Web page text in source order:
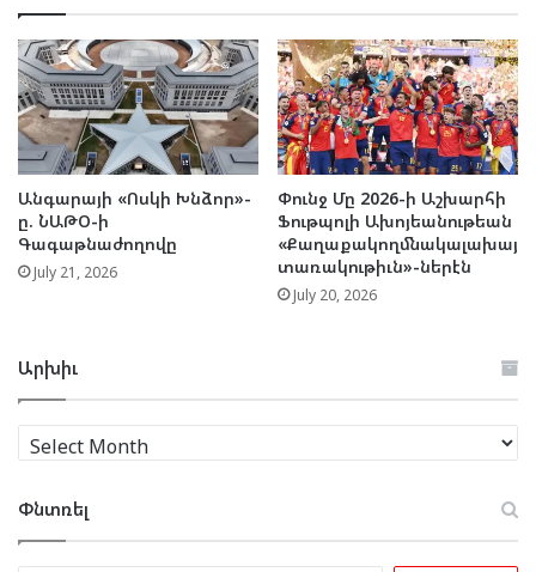
Անգարայի «Ոսկի Խնձոր»-
ը. ՆԱԹՕ-ի
Գագաթնաժողովը
July 21, 2026
Փունջ Մը 2026-ի Աշխարհի
Ֆութպոլի Ախոյեանութեան
«Քաղաքակողմնակալախայ
տառակութիւն»-ներէն
July 20, 2026
Արխիւ
Արխիւ
Փնտռել